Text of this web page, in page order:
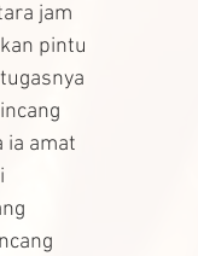
jam
pintu
ia amat